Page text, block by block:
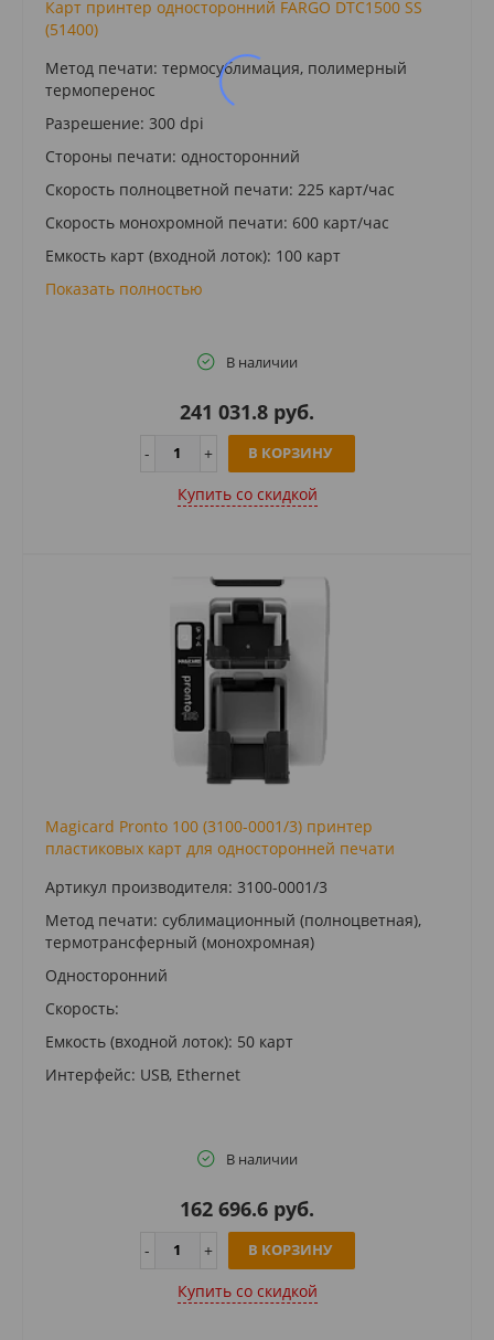
Карт принтер односторонний FARGO DTC1500 SS
(51400)
Метод печати: термосублимация, полимерный
термоперенос
Разрешение: 300 dpi
Стороны печати: односторонний
Скорость полноцветной печати: 225 карт/час
Скорость монохромной печати: 600 карт/час
Емкость карт (входной лоток): 100 карт
Показать полностью
В наличии
241 031.8 руб.
В КОРЗИНУ
Купить cо скидкой
Magicard Pronto 100 (3100-0001/3) принтер
пластиковых карт для односторонней печати
Артикул производителя: 3100-0001/3
Метод печати: сублимационный (полноцветная),
термотрансферный (монохромная)
Односторонний
Скорость:
Емкость (входной лоток): 50 карт
Интерфейс: USB, Ethernet
В наличии
162 696.6 руб.
В КОРЗИНУ
Купить cо скидкой